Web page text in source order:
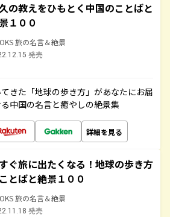
の教えをひもとく中国のことばと
１００
旅の名言＆絶景
発売
きた「地球の歩き方」があなたにお届
中国の名言と癒やしの絶景集
詳細を見る
ぐ旅に出たくなる！地球の歩き方
とばと絶景１００
旅の名言＆絶景
発売